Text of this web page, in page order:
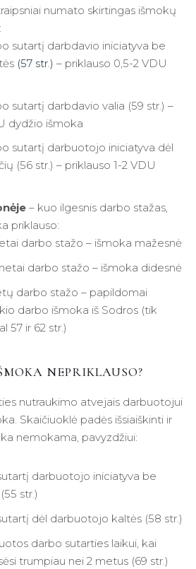
numato skirtingas išmokų
sutartį darbdavio iniciatyva be
(57 str.) – priklauso 0,5-2 VDU
sutartį darbdavio valia (59 str.) –
dydžio išmoka
sutartį darbuotojo iniciatyva dėl
(56 str.) – priklauso 1-2 VDU
– kuo ilgesnis darbo stažas,
priklauso:
darbo stažo – išmoka mažesnė
darbo stažo – išmoka didesnė
darbo stažo – papildomai
darbo išmoka iš Sodros (tik
57 ir 62 str.)
NEPRIKLAUSO?
nutraukimo atvejais darbuotojui
Skaičiuoklė padės išsiaiškinti ir
nemokama, pavyzdžiui:
darbuotojo iniciatyva be
str.)
dėl darbuotojo kaltės (58 str.)
darbo sutarties laikui, kai
trumpiau nei 2 metus (69 str.)